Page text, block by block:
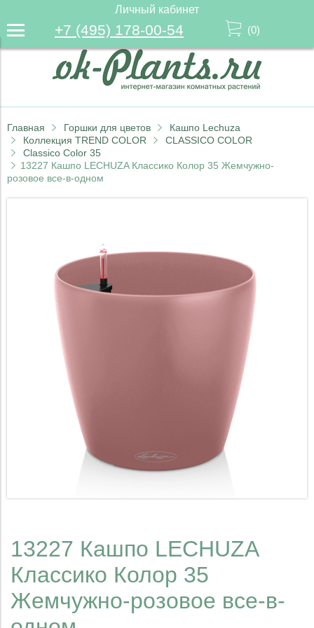
Личный кабинет
+7 (495) 178-00-54 (0)
Главная Горшки для цветов
Кашпо Lechuza
Коллекция TREND COLOR
CLASSICO COLOR
Classico Color 35
13227 Кашпо LECHUZA Классико Колор 35 Жемчужно-
розовое все-в-одном
13227 Кашпо LECHUZA
Классико Колор 35
Жемчужно-розовое все-в-